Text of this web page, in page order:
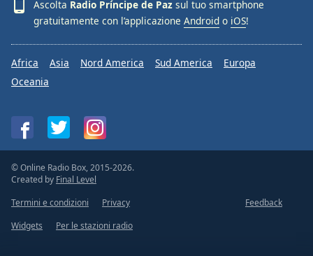
Ascolta Radio Príncipe de Paz sul tuo smartphone
gratuitamente con l’applicazione Android o iOS!
Africa Asia Nord America Sud America
Europa
Oceania
© Online Radio Box, 2015-2026.
Created by Final Level
Termini e condizioni
Privacy
Feedback
Widgets
Per le stazioni radio